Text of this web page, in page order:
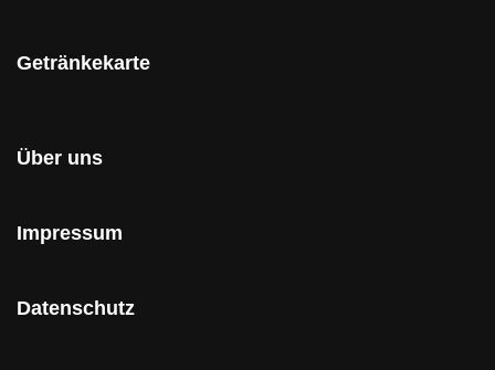
Getränkekarte
Über uns
Impressum
Datenschutz